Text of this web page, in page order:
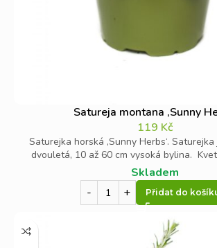
Satureja montana ‚Sunny
119 Kč
Saturejka horská ‚Sunny Herbs‘.
dvouletá, 10 až 60 cm vysoká bylina.
Skladem
Přidat do